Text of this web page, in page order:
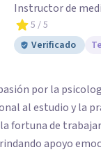
Instructor de
5 / 5
Verificado
por la
al estudio y la
fortuna de
apoyo